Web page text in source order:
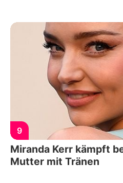
9
Miranda Kerr kämpft
Mutter mit Tränen